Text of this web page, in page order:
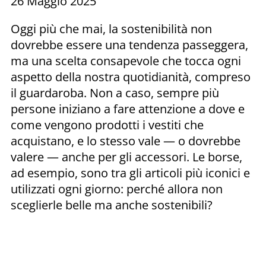
Oggi più che mai, la sostenibilità non
dovrebbe essere una tendenza passeggera,
ma una scelta consapevole che tocca ogni
aspetto della nostra quotidianità, compreso
il guardaroba. Non a caso, sempre più
persone iniziano a fare attenzione a dove e
come vengono prodotti i vestiti che
acquistano, e lo stesso vale — o dovrebbe
valere — anche per gli accessori. Le borse,
ad esempio, sono tra gli articoli più iconici e
utilizzati ogni giorno: perché allora non
sceglierle belle ma anche sostenibili?